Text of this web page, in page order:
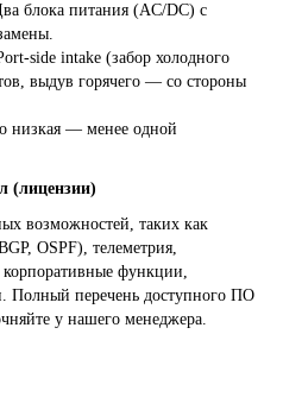
блока питания (AC/DC) с
side intake (забор холодного
выдув горячего — со стороны
низкая — менее одной
(лицензии)
возможностей, таких как
OSPF), телеметрия,
корпоративные функции,
Полный перечень доступного ПО
у нашего менеджера.